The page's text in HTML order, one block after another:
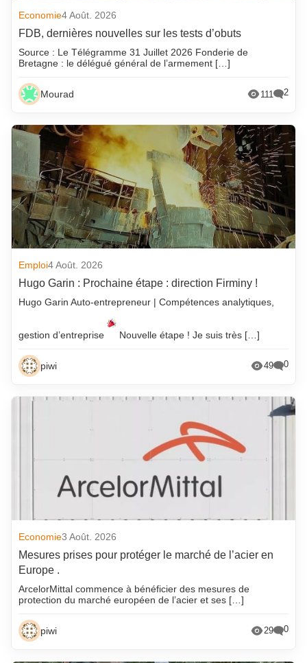
Economie4 Août. 2026
FDB, dernières nouvelles sur les tests d’obuts
Source : Le Télégramme 31 Juillet 2026 Fonderie de
Bretagne : le délégué général de l’armement […]
Mourad 111 2
Emploi4 Août. 2026
Hugo Garin : Prochaine étape : direction Firminy !
Hugo Garin Auto-entrepreneur | Compétences analytiques,
gestion d’entreprise Nouvelle étape ! Je suis très […]
piwi 49 0
Economie3 Août. 2026
Mesures prises pour protéger le marché de l’acier en
Europe .
ArcelorMittal commence à bénéficier des mesures de
protection du marché européen de l’acier et ses […]
piwi 29 0